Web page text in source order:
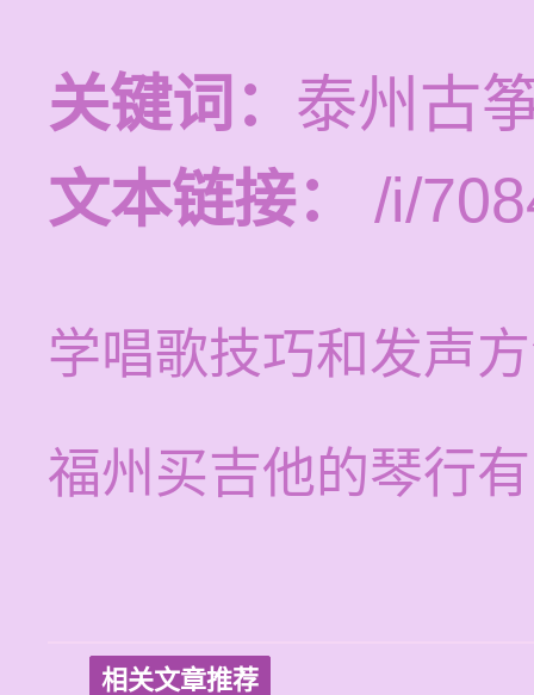
关键词： 泰州古
文本链接：
/i/
学唱歌技巧和发声
福州买吉他的琴行
相关文章推荐